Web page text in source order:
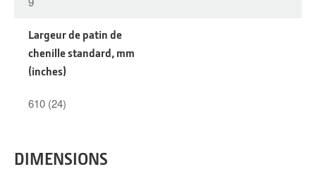
Largeur de patin de
chenille standard, mm
(inches)
610 (24)
DIMENSIONS